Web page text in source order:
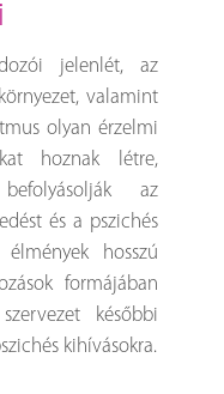
jelenlét, az
valamint
olyan érzelmi
hoznak létre,
az
és a pszichés
hosszú
formájában
későbbi
kihívásokra.